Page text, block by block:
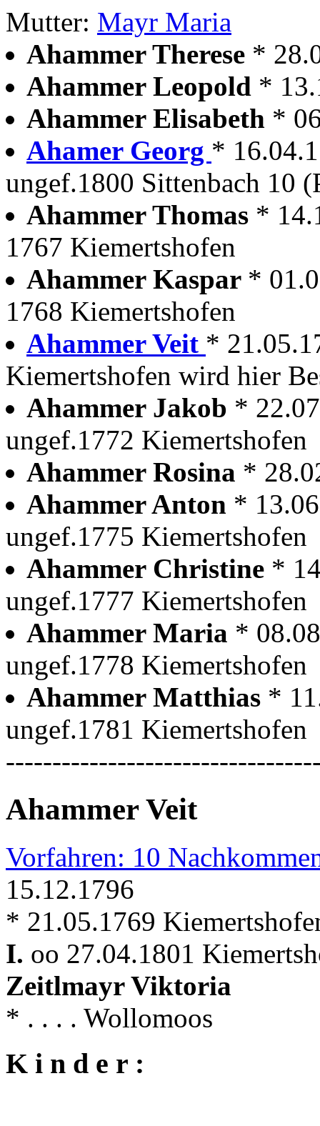
Mutter: Mayr Maria
Ahammer Therese *
Ahammer Leopold *
Ahammer Elisabeth *
Ahamer Georg *
ungef.1800 Sittenbach 10
Ahammer Thomas *
1767 Kiemertshofen
Ahammer Kaspar *
1768 Kiemertshofen
Ahammer Veit *
Kiemertshofen wird hier
Ahammer Jakob *
ungef.1772 Kiemertshofen
Ahammer Rosina *
Ahammer Anton *
ungef.1775 Kiemertshofen
Ahammer Christine *
ungef.1777 Kiemertshofen
Ahammer Maria *
ungef.1778 Kiemertshofen
Ahammer Matthias *
ungef.1781 Kiemertshofen
Ahammer Veit
Vorfahren: 10
15.12.1796
* 21.05.1769
I. oo 27.04.1801
Zeitlmayr Viktoria
* . . . . Wollomoos
K i n d e r :